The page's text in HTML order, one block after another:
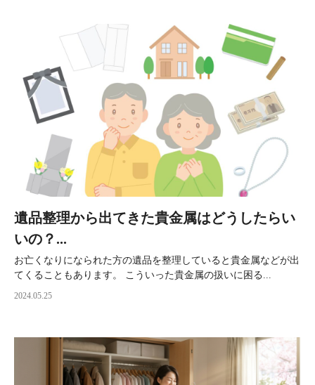
遺品整理から出てきた貴金属はどうしたらい
いの？...
お亡くなりになられた方の遺品を整理していると貴金属などが出
てくることもあります。 こういった貴金属の扱いに困る...
2024.05.25